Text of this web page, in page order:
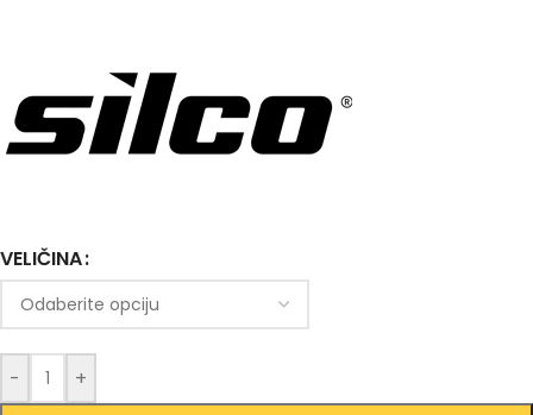
VELIČINA
- +